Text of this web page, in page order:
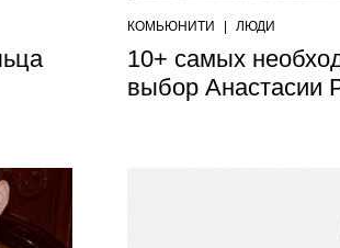
КОМЬЮНИТИ ЛЮДИ
10+ самых
выбор Анастасии